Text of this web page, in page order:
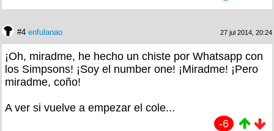
#4 enfulanao 27 jul 2014, 20:24
¡Oh, miradme, he hecho un chiste por Whatsapp con
los Simpsons! ¡Soy el number one! ¡Miradme! ¡Pero
miradme, coño!
A ver si vuelve a empezar el cole...
-6